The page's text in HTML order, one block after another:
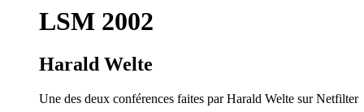
LSM 2002
Harald Welte
Une des deux conférences faites par Harald Welte sur Netfilter